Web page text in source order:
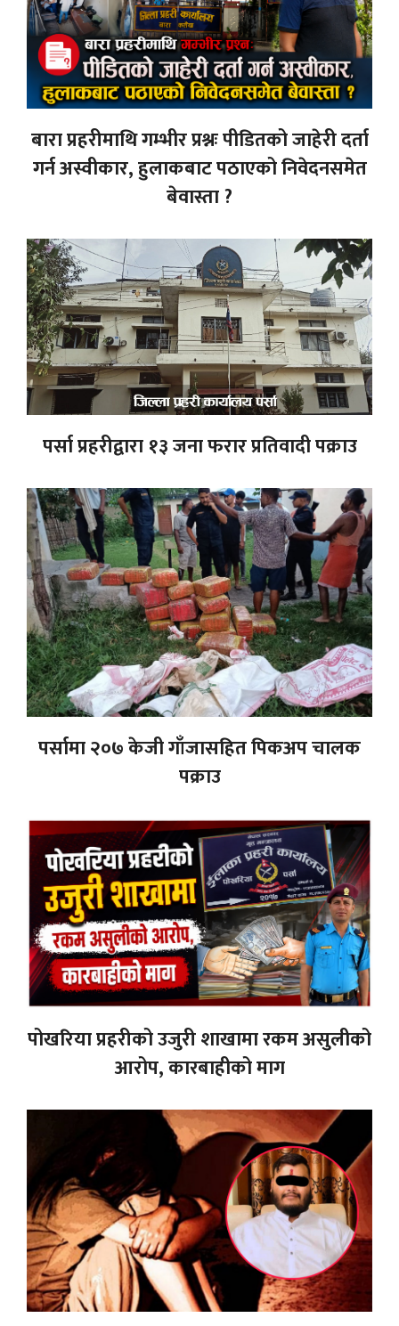
बारा प्रहरीमाथि गम्भीर प्रश्नः पीडितको जाहेरी दर्ता
गर्न अस्वीकार, हुलाकबाट पठाएको निवेदनसमेत
बेवास्ता ?
पर्सा प्रहरीद्वारा १३ जना फरार प्रतिवादी पक्राउ
पर्सामा २०७ केजी गाँजासहित पिकअप चालक
पक्राउ
पोखरिया प्रहरीको उजुरी शाखामा रकम असुलीको
आरोप, कारबाहीको माग